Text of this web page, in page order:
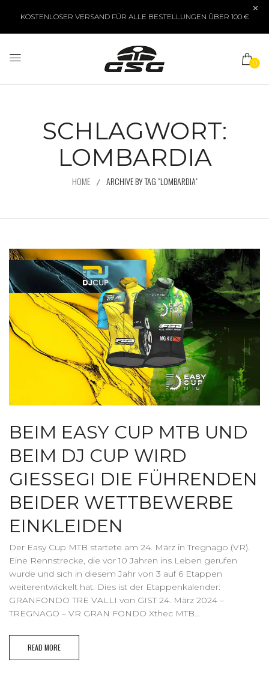
KOSTENLOSER VERSAND FÜR ALLE BESTELLUNGEN ÜBER 100 €
0
SCHLAGWORT:
LOMBARDIA
HOME ARCHIVE BY TAG "LOMBARDIA"
BEIM EASY CUP MTB UND
BEIM DJ CUP WIRD
GIESSEGI DIE FÜHRENDEN
BEIDER WETTBEWERBE
EINKLEIDEN
Der Easy Cup MTB startete am 24. März in Tregnago (VR).
Eine Rennstrecke, die vor 10 Jahren ins Leben gerufen
wurde und sich in diesem Jahr von 3 auf 6 Etappen
weiterentwickelt hat. Dies ist der Etappenkalender:
GRANFONDO TRE VALLI von GIST 24. März 2024 –
TREGNAGO – VR GRAN FONDO Xthec MTB...
READ MORE